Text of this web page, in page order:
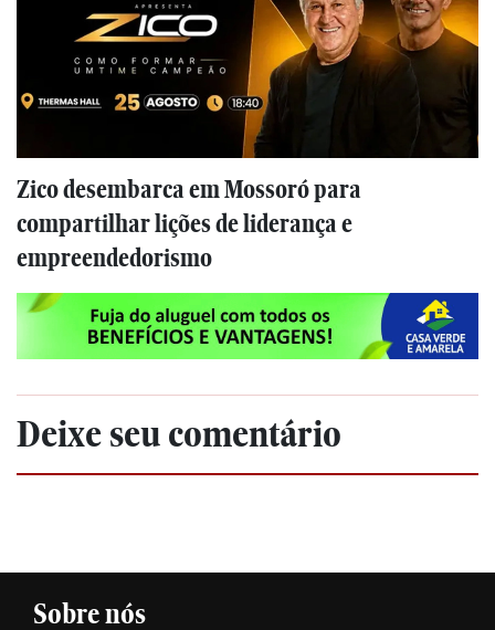
Zico desembarca em Mossoró para
compartilhar lições de liderança e
empreendedorismo
Deixe seu comentário
Sobre nós